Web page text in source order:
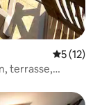
5 (12)
terrasse,